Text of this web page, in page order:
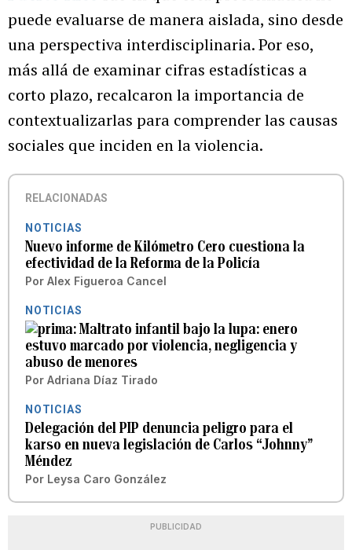
puede evaluarse de manera aislada, sino desde
una perspectiva interdisciplinaria. Por eso,
más allá de examinar cifras estadísticas a
corto plazo, recalcaron la importancia de
contextualizarlas para comprender las causas
sociales que inciden en la violencia.
RELACIONADAS
NOTICIAS
Nuevo informe de Kilómetro Cero cuestiona la
efectividad de la Reforma de la Policía
Por Alex Figueroa Cancel
NOTICIAS
Maltrato infantil bajo la lupa: enero
estuvo marcado por violencia, negligencia y
abuso de menores
Por Adriana Díaz Tirado
NOTICIAS
Delegación del PIP denuncia peligro para el
karso en nueva legislación de Carlos “Johnny”
Méndez
Por Leysa Caro González
PUBLICIDAD